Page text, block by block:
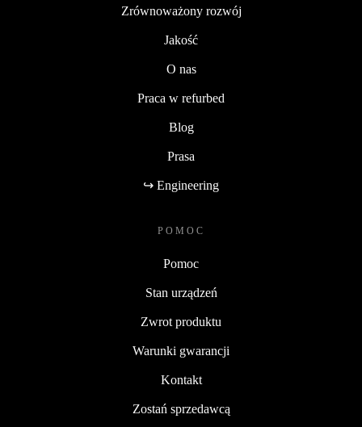
Zrównoważony rozwój
Jakość
O nas
Praca w refurbed
Blog
Prasa
↪ Engineering
POMOC
Pomoc
Stan urządzeń
Zwrot produktu
Warunki gwarancji
Kontakt
Zostań sprzedawcą